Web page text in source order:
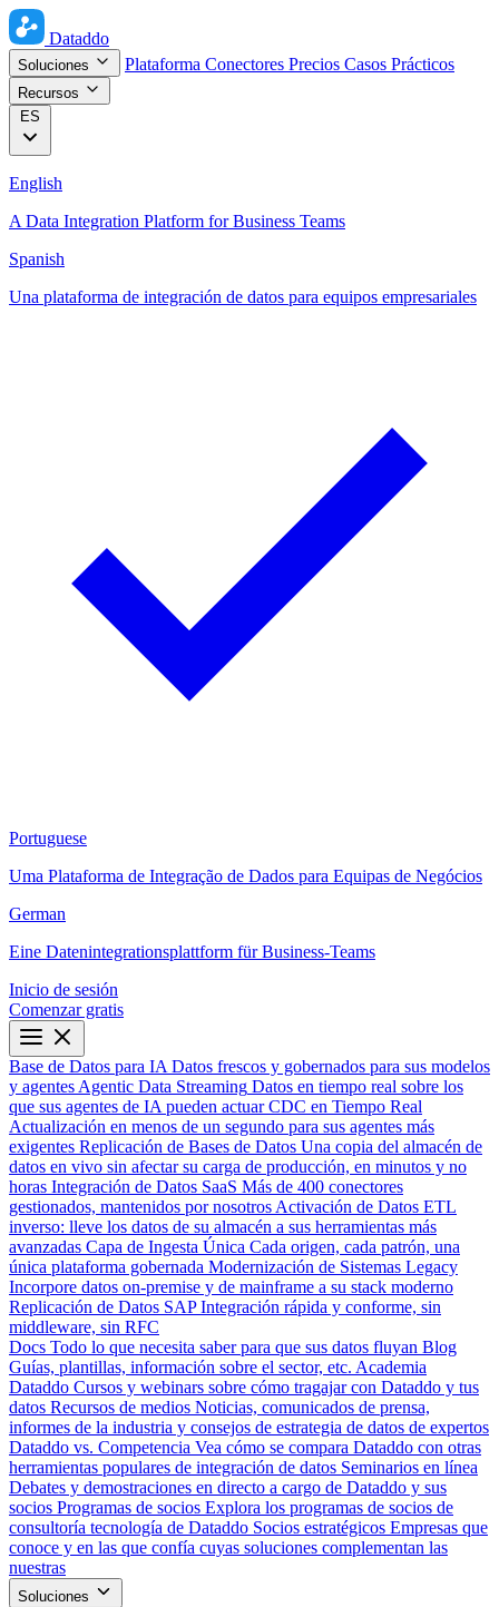
Dataddo
Soluciones Plataforma Conectores Precios Casos Prácticos
Recursos
ES
English
A Data Integration Platform for Business Teams
Spanish
Una plataforma de integración de datos para equipos empresariales
Portuguese
Uma Plataforma de Integração de Dados para Equipas de Negócios
German
Eine Datenintegrationsplattform für Business-Teams
Inicio de sesión
Comenzar gratis
Base de Datos para IA Datos frescos y gobernados para sus modelos
y agentes Agentic Data Streaming Datos en tiempo real sobre los
que sus agentes de IA pueden actuar CDC en Tiempo Real
Actualización en menos de un segundo para sus agentes más
exigentes Replicación de Bases de Datos Una copia del almacén de
datos en vivo sin afectar su carga de producción, en minutos y no
horas Integración de Datos SaaS Más de 400 conectores
gestionados, mantenidos por nosotros Activación de Datos ETL
inverso: lleve los datos de su almacén a sus herramientas más
avanzadas Capa de Ingesta Única Cada origen, cada patrón, una
única plataforma gobernada Modernización de Sistemas Legacy
Incorpore datos on-premise y de mainframe a su stack moderno
Replicación de Datos SAP Integración rápida y conforme, sin
middleware, sin RFC
Docs Todo lo que necesita saber para que sus datos fluyan Blog
Guías, plantillas, información sobre el sector, etc. Academia
Dataddo Cursos y webinars sobre cómo tragajar con Dataddo y tus
datos Recursos de medios Noticias, comunicados de prensa,
informes de la industria y consejos de estrategia de datos de expertos
Dataddo vs. Competencia Vea cómo se compara Dataddo con otras
herramientas populares de integración de datos Seminarios en línea
Debates y demostraciones en directo a cargo de Dataddo y sus
socios Programas de socios Explora los programas de socios de
consultoría tecnología de Dataddo Socios estratégicos Empresas que
conoce y en las que confía cuyas soluciones complementan las
nuestras
Soluciones